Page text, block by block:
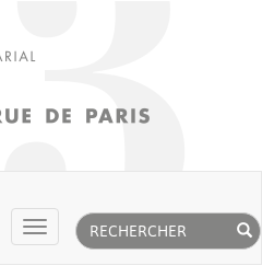
Rechercher
Toggle
navigation